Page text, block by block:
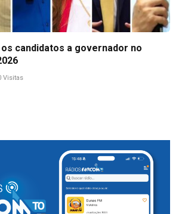
candidatos a governador no
Visitas